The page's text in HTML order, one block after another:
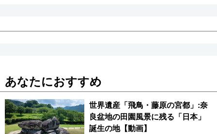
あなたにおすすめ
世界遺産「飛鳥・藤原の宮都」:奈
良盆地の田園風景に残る「日本」
誕生の地【動画】